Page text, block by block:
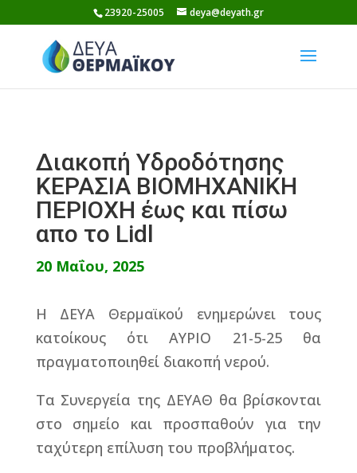
to
content
23920-25005 deya@deyath.gr
Διακοπή Υδροδότησης
ΚΕΡΑΣΙΑ ΒΙΟΜΗΧΑΝΙΚΗ
ΠΕΡΙΟΧΗ έως και πίσω
απο το Lidl
20 Μαΐου, 2025
Η ΔΕΥΑ Θερμαϊκού ενημερώνει τους
κατοίκους ότι ΑΥΡΙΟ 21-5-25 θα
πραγματοποιηθεί διακοπή νερού.
Τα Συνεργεία της ΔΕΥΑΘ θα βρίσκονται
στο σημείο και προσπαθούν για την
ταχύτερη επίλυση του προβλήματος.